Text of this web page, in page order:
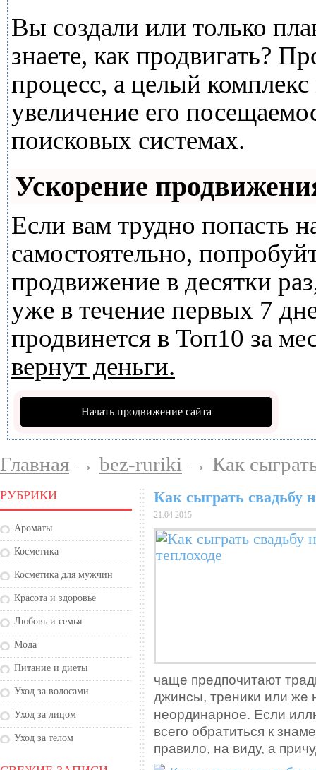
Вы создали или только
знаете, как продвигать?
процесс, а целый
увеличение его
поисковых системах.
Ускорение
Если вам трудно попасть
самостоятельно,
продвижение в десятки
уже в течение первых 7
продвинется в Топ10 за
вернут деньги.
Начать продвижение сайта
Главная → bez-ruriki → Как
РУБРИКИ
Ароматы
Косметика
Косметика для мужчин
Красота и здоровье
Любовь и семья
Мода
Питание и диеты
Уход за волосами
Уход за лицом
Уход за телом
Как сыграть свадьбу
21.04.2015
чаще предпочитают
джинсы, треники или же
неординарное. Если
всего обратиться к
правило, на виду, а